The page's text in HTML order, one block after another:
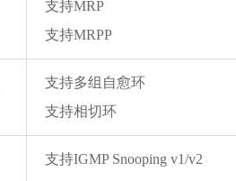
支持MRP
支持MRPP
支持多组自愈环
支持相切环
支持IGMP Snooping v1/v2